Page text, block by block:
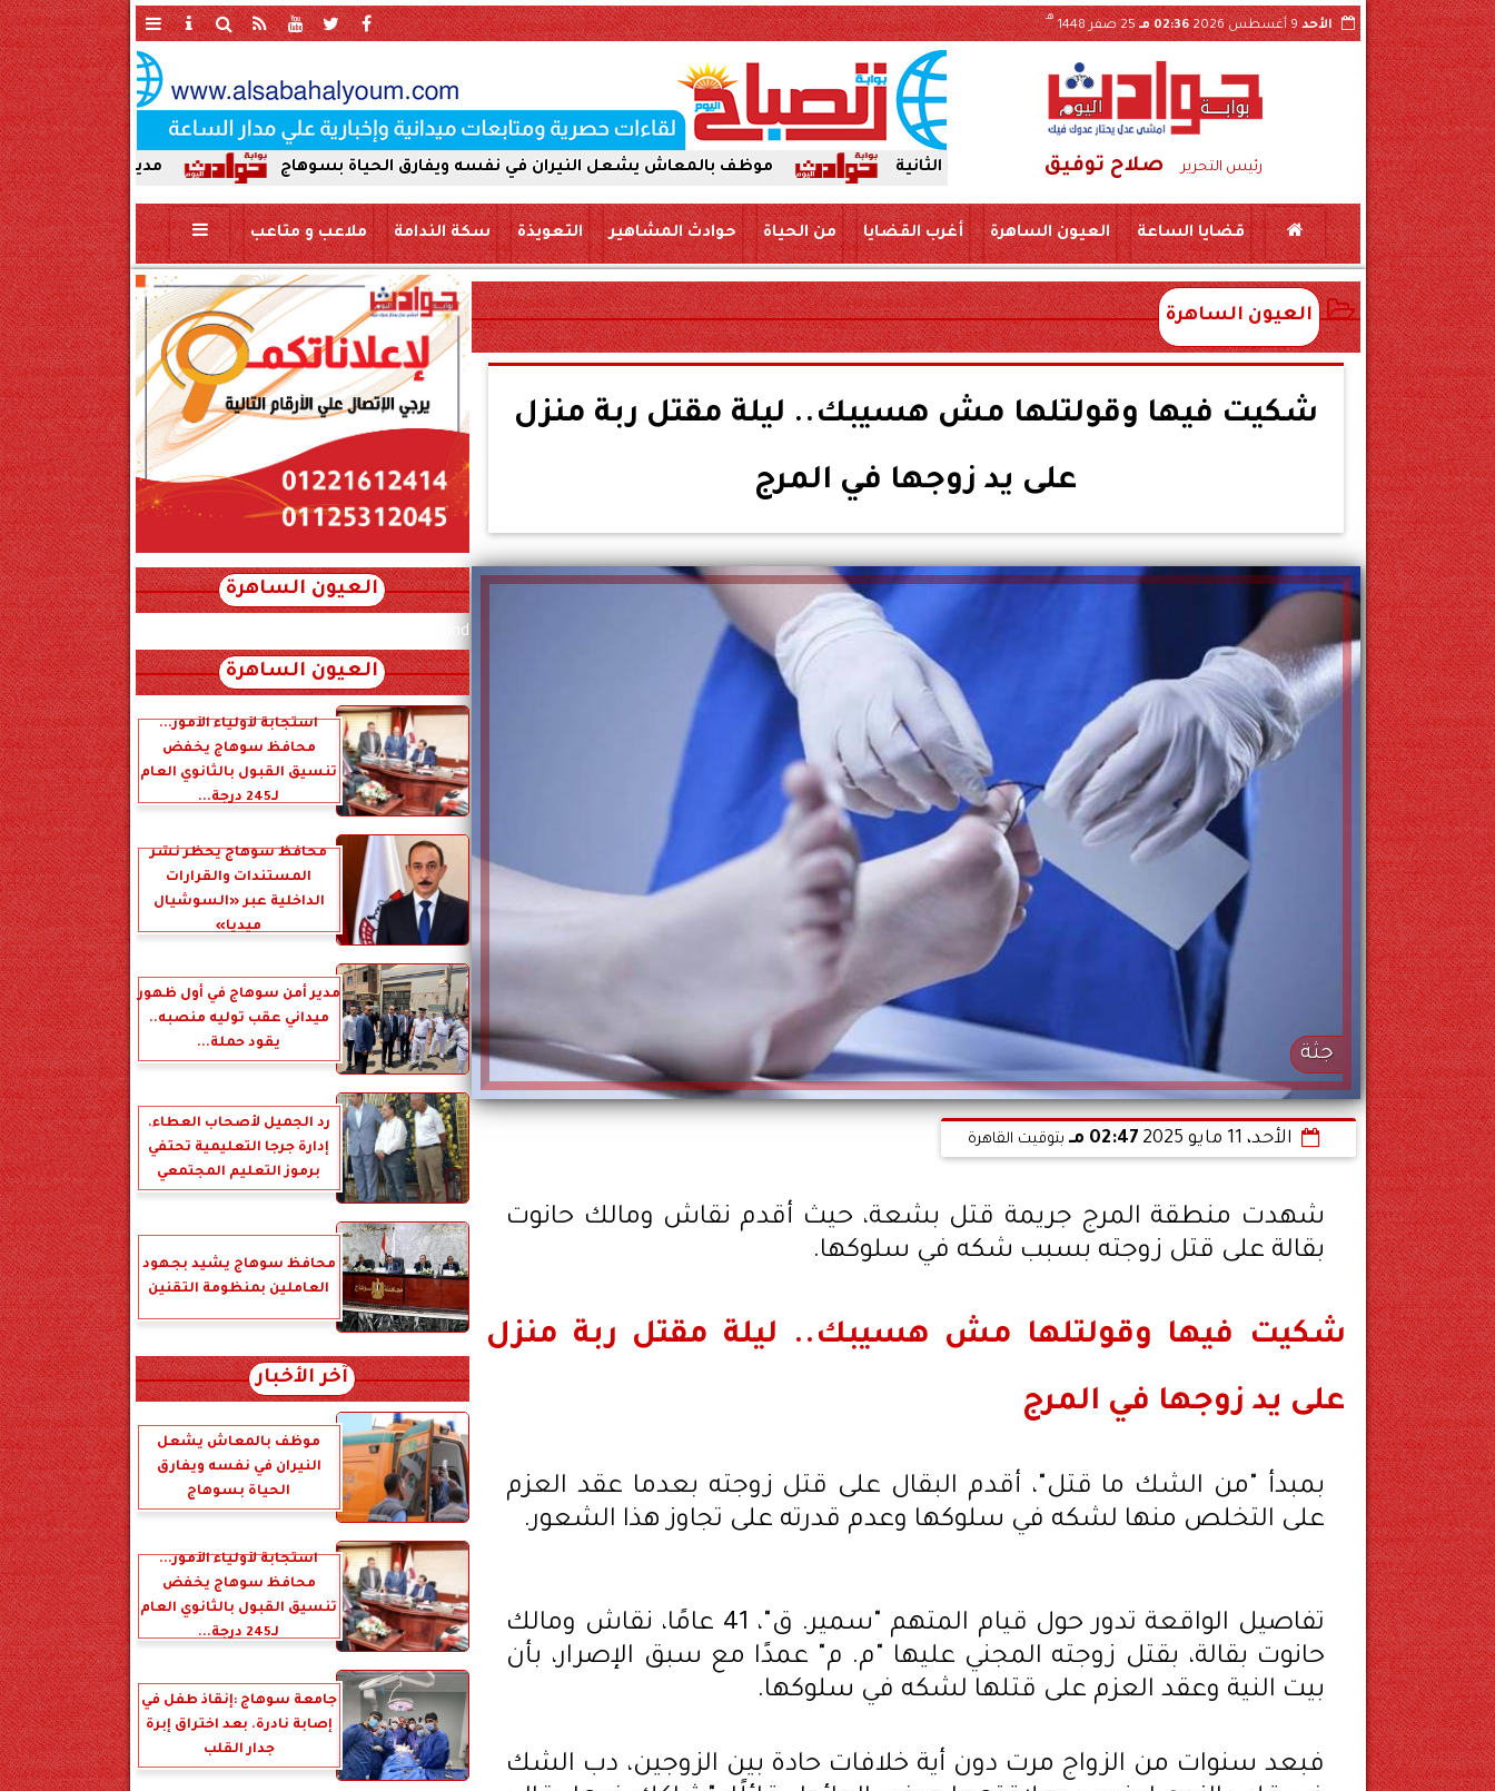
الأحد9 أغسطس 2026 02:36 مـ 25 صفر 1448
هـ
رئيس التحرير صلاح توفيق مدير أمن سوهاج في أول ظهور موظف بالمعاش يشعل النيران في نفسه ويفارق الحياة بسوهاج بالثانوي العام لـ245 درجة في مرحلته الثانية
قضايا الساعة العيون الساهرة أغرب القضايا من الحياة حوادث المشاهير التعويذة سكة الندامة ملاعب و متاعب
العيون الساهرة
شكيت فيها وقولتلها مش هسيبك.. ليلة مقتل ربة منزل
على يد زوجها في المرج
جثة
الأحد، 11 مايو 2025 02:47 مـ بتوقيت القاهرة
شهدت منطقة المرج جريمة قتل بشعة، حيث أقدم نقاش ومالك حانوت
بقالة على قتل زوجته بسبب شكه في سلوكها.
شكيت فيها وقولتلها مش هسيبك.. ليلة مقتل ربة منزل
على يد زوجها في المرج
بمبدأ "من الشك ما قتل"، أقدم البقال على قتل زوجته بعدما عقد العزم
على التخلص منها لشكه في سلوكها وعدم قدرته على تجاوز هذا الشعور.
تفاصيل الواقعة تدور حول قيام المتهم "سمير. ق"، 41 عامًا، نقاش ومالك
حانوت بقالة، بقتل زوجته المجني عليها "م. م" عمدًا مع سبق الإصرار، بأن
بيت النية وعقد العزم على قتلها لشكه في سلوكها.
فبعد سنوات من الزواج مرت دون أية خلافات حادة بين الزوجين، دب الشك
العيون الساهرة
xml_json/rss/~12.xml x0n not found
العيون الساهرة
استجابة لأولياء الأمور...
محافظ سوهاج يخفض
تنسيق القبول بالثانوي العام
لـ245 درجة...
محافظ سوهاج يحظر نشر
المستندات والقرارات
الداخلية عبر «السوشيال
ميديا»
مدير أمن سوهاج في أول ظهور
ميداني عقب توليه منصبه..
يقود حملة...
رد الجميل لأصحاب العطاء.
إدارة جرجا التعليمية تحتفي
برموز التعليم المجتمعي
محافظ سوهاج يشيد بجهود
العاملين بمنظومة التقنين
آخر الأخبار
موظف بالمعاش يشعل
النيران في نفسه ويفارق
الحياة بسوهاج
استجابة لأولياء الأمور...
محافظ سوهاج يخفض
تنسيق القبول بالثانوي العام
لـ245 درجة...
جامعة سوهاج :إنقاذ طفل في
إصابة نادرة. بعد اختراق إبرة
جدار القلب